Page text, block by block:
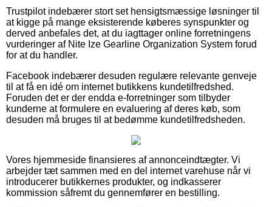
Trustpilot indebærer stort set hensigtsmæssige løsninger til
at kigge på mange eksisterende køberes synspunkter og
derved anbefales det, at du iagttager online forretningens
vurderinger af Nite Ize Gearline Organization System forud
for at du handler.
Facebook indebærer desuden regulære relevante genveje
til at få en idé om internet butikkens kundetilfredshed.
Foruden det er der endda e-forretninger som tilbyder
kunderne at formulere en evaluering af deres køb, som
desuden må bruges til at bedømme kundetilfredsheden.
Vores hjemmeside finansieres af annonceindtægter. Vi
arbejder tæt sammen med en del internet varehuse når vi
introducerer butikkernes produkter, og indkasserer
kommission såfremt du gennemfører en bestilling.